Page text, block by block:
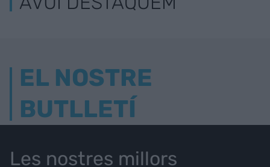
EL NOSTRE
BUTLLETÍ
Les nostres millors